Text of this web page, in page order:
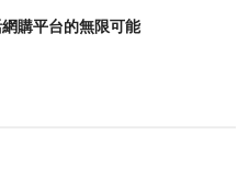
購平台的無限可能